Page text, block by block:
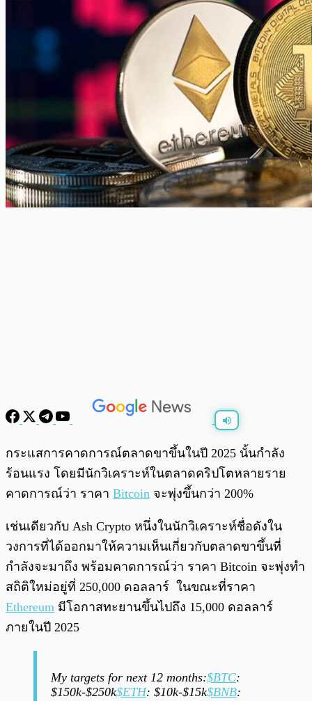
0:00 / 0:00
กระแสการคาดการณ์ตลาดขาขึ้นในปี 2025 นั้นกำลัง
ร้อนแรง โดยมีนักวิเคราะห์ในตลาดคริปโตหลายราย
คาดการณ์ว่า ราคา Bitcoin จะพุ่งขึ้นกว่า 200%
เช่นเดียวกับ Ash Crypto หนึ่งในนักวิเคราะห์ชื่อดังใน
วงการที่ได้ออกมาให้ความเห็นเกี่ยวกับตลาดขาขึ้นที่
กำลังจะมาถึง พร้อมคาดการณ์ว่า ราคา Bitcoin จะพุ่งทำ
สถิติใหม่อยู่ที่ 250,000 ดอลลาร์ ในขณะที่ราคา
Ethereum มีโอกาสทะยานขึ้นไปถึง 15,000 ดอลลาร์
ภายในปี 2025
My targets for next 12 months:$BTC:
$150k-$250k$ETH: $10k-$15k$BNB: